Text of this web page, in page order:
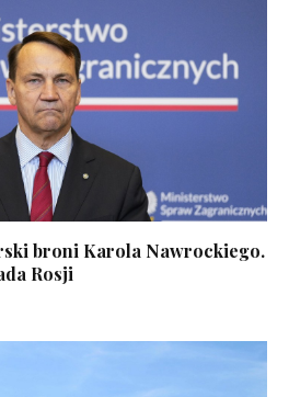
broni Karola Nawrockiego.
Rosji